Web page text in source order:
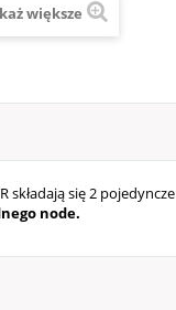
większe
składają się 2 pojedyncze
node.